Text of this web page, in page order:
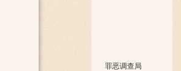
罪恶调查局